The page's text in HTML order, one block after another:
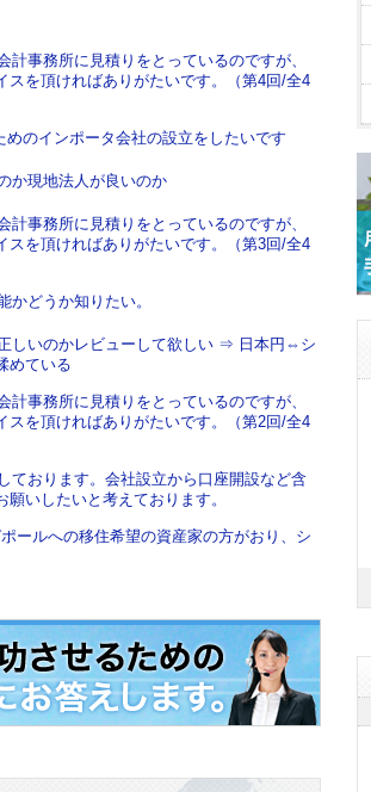
計事務所に見積りをとっているのですが、
を頂ければありがたいです。（第4回/全4
めのインポータ会社の設立をしたいです
か現地法人が良いのか
計事務所に見積りをとっているのですが、
を頂ければありがたいです。（第3回/全4
かどうか知りたい。
しいのかレビューして欲しい ⇒ 日本円⇔シ
めている
計事務所に見積りをとっているのですが、
を頂ければありがたいです。（第2回/全4
ております。会社設立から口座開設など含
いしたいと考えております。
ールへの移住希望の資産家の方がおり、シ